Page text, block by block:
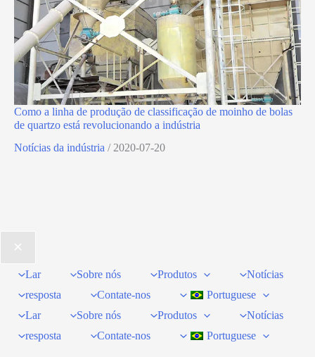
Como a linha de produção de classificação de moinho de bolas
de quartzo está revolucionando a indústria
Notícias da indústria / 2020-07-20
Lar Sobre nós Produtos
Notícias
resposta
Contate-nos
Portuguese
Lar
Sobre nós Produtos
Notícias
resposta
Contate-nos Portuguese